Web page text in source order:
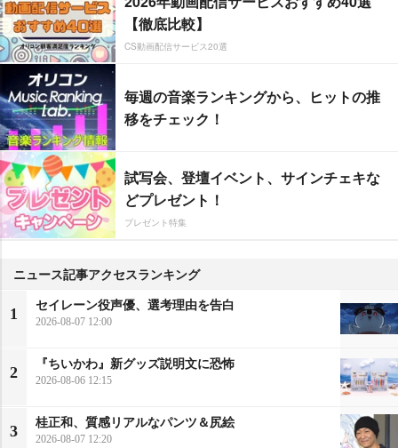
【徹底比較】
CS動画配信サービス20選
毎週の音楽ランキングから、ヒットの推
移をチェック！
試写会、登壇イベント、サインチェキな
どプレゼント！
プレゼント特集
ニュース記事アクセスランキング
1
セイレーン役声優、選考理由を告白
2026-08-07 12:00
2
『ちいかわ』新グッズ説明文に恐怖
2026-08-06 12:15
3
桂正和、質感リアルなパンツ＆尻絵
2026-08-07 12:20